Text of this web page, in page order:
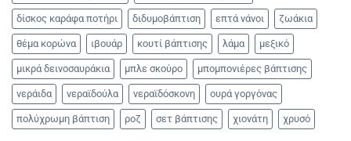
δίσκος καράφα ποτήρι διδυμοβάπτιση επτά νάνοι ζωάκια
θέμα κορώνα ιβουάρ κουτί βάπτισης λάμα μεξικό
μικρά δεινοσαυράκια μπλε σκούρο μπομπονιέρες βάπτισης
νεράιδα νεραϊδούλα νεραϊδόσκονη ουρά γοργόνας
πολύχρωμη βάπτιση ροζ σετ βάπτισης χιονάτη χρυσό